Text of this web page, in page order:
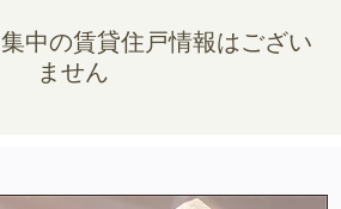
中の賃貸住戸情報はござい
ません